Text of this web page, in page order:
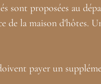
sont proposées au
de la maison d'hôtes.
payer un